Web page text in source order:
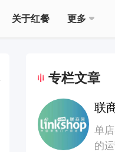
关于红餐 更多
专栏文章
联
单
的